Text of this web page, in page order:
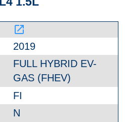
launch
2019
FULL HYBRID EV-
GAS (FHEV)
FI
N